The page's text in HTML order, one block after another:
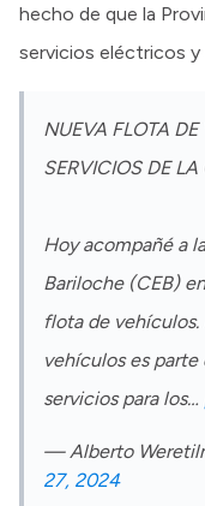
hecho de que la
servicios eléctricos y
NUEVA FLOTA
SERVICIOS DE LA
Hoy acompañé a
Bariloche (CEB)
flota de vehículos.
vehículos es
servicios para los…
— Alberto
27, 2024